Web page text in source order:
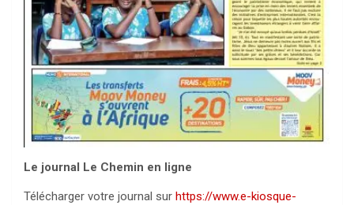
Le journal Le Chemin en ligne
Télécharger votre journal sur https://www.e-kiosque-